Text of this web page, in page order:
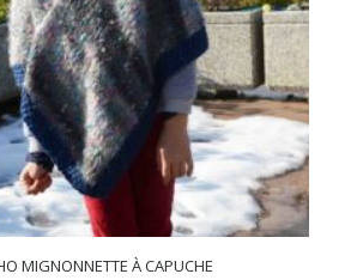
MIGNONNETTE À CAPUCHE